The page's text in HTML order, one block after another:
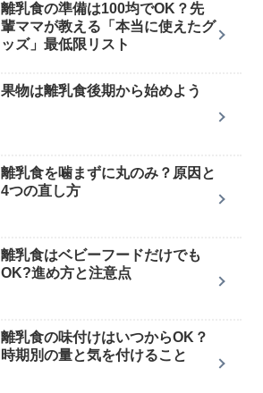
離乳食の準備は100均でOK？先
輩ママが教える「本当に使えたグ
ッズ」最低限リスト
果物は離乳食後期から始めよう
離乳食を噛まずに丸のみ？原因と
4つの直し方
離乳食はベビーフードだけでも
OK?進め方と注意点
離乳食の味付けはいつからOK？
時期別の量と気を付けること